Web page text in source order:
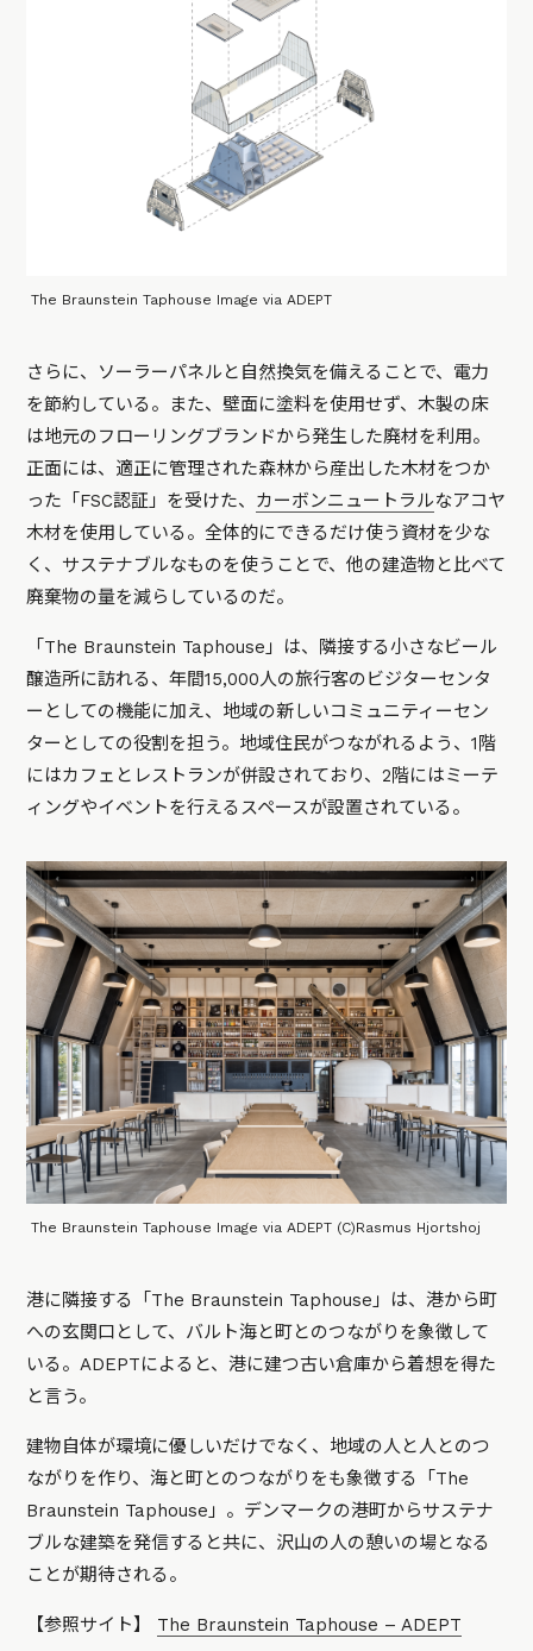
The Braunstein Taphouse Image via ADEPT
さらに、ソーラーパネルと自然換気を備えることで、電力
を節約している。また、壁面に塗料を使用せず、木製の床
は地元のフローリングブランドから発生した廃材を利用。
正面には、適正に管理された森林から産出した木材をつか
った「FSC認証」を受けた、 カーボンニュートラルなアコヤ
木材を使用している。全体的にできるだけ使う資材を少な
く、サステナブルなものを使うことで、他の建造物と比べて
廃棄物の量を減らしているのだ。
「The Braunstein Taphouse」は、隣接する小さなビール
醸造所に訪れる、年間15,000人の旅行客のビジターセンタ
ーとしての機能に加え、地域の新しいコミュニティーセン
ターとしての役割を担う。地域住民がつながれるよう、1階
にはカフェとレストランが併設されており、2階にはミーテ
ィングやイベントを行えるスペースが設置されている。
The Braunstein Taphouse Image via ADEPT (C)Rasmus Hjortshoj
港に隣接する「The Braunstein Taphouse」は、港から町
への玄関口として、バルト海と町とのつながりを象徴して
いる。ADEPTによると、港に建つ古い倉庫から着想を得た
と言う。
建物自体が環境に優しいだけでなく、地域の人と人とのつ
ながりを作り、海と町とのつながりをも象徴する「The
Braunstein Taphouse」。デンマークの港町からサステナ
ブルな建築を発信すると共に、沢山の人の憩いの場となる
ことが期待される。
【参照サイト】 The Braunstein Taphouse – ADEPT